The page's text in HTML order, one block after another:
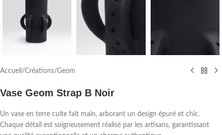
Accueil /Créations/Geom
Vase Geom Strap B Noir
Un vase en terre cuite fait main, arborant un design épuré et chic.
Chaque détail est soigneusement réalisé par les artisans, garantissant